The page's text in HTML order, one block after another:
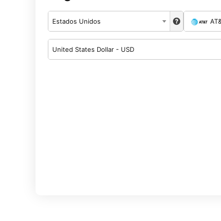
Estados Unidos
United States Dollar - USD